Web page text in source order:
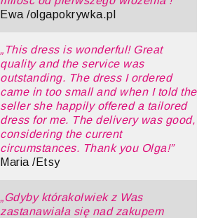
Ewa /olgapokrywka.pl
„This dress is wonderful! Great
quality and the service was
outstanding. The dress I ordered
came in too small and when I told the
seller she happily offered a tailored
dress for me. The delivery was good,
considering the current
circumstances. Thank you Olga!”
Maria /Etsy
„Gdyby którakolwiek z Was
zastanawiała się nad zakupem